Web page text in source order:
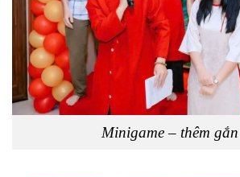
Minigame – thêm gắn